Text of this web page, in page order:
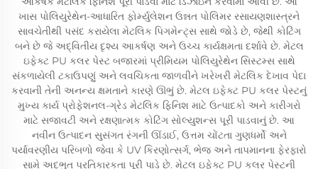
ખાસ પોલિયુરેથેન-આધારિત ફોર્મ્યુલેશન ઉન્નત પોલિમર રસાયણશાસ્ત્રને
સાવચેતીથી પસંદ કરાયેલા મેટલિક પિગમેન્ટ્સ સાથે જોડે છે, જેથી કોટિંગ
બને છે જે અદ્વિતીય દૃશ્ય આકર્ષણ અને ઉચ્ચ કાર્યક્ષમતા દર્શાવે છે. મેટલ
ઇફેક્ટ PU કલર પેસ્ટ બજારમાં પ્રીમિયમ પોલિયુરેથેન સિસ્ટમ્સ સાથે
સંકળાયેલી ટકાઉપણું અને લવચિકતા જાળવીને ખરેખરી મેટલિક દેખાવ પેદા
કરવાની તેની અનન્ય ક્ષમતાને કારણે ઊભું છે. મેટલ ઇફેક્ટ PU કલર પેસ્ટનું
મુખ્ય કાર્ય પ્રોફેશનલ-ગ્રેડ મેટલિક ફિનિશ માટે ઉત્પાદકો અને કારીગરો
માટે સજાવટી અને રક્ષણાત્મક કોટિંગ સોલ્યુશન્સ પૂરી પાડવાનું છે. આ
નવીન ઉત્પાદન સુસંગત રંગની ઊંડાઈ, ઉત્તમ ચોંટતા ગુણધર્મો અને
પર્યાવરણીય પરિબળો જેવા કે UV કિરણોત્સર્ગ, ભેજ અને તાપમાનના ફેરફારો
સામે અદ્ભુત પ્રતિકારકતા પૂરી પાડે છે. મેટલ ઇફેક્ટ PU કલર પેસ્ટની